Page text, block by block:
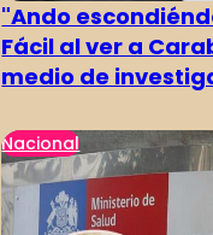
"Ando
Fácil al ver a
medio de
Nacional